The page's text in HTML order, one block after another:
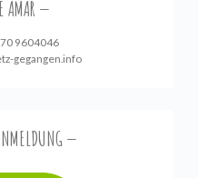
AMAR
9604046
gegangen.info